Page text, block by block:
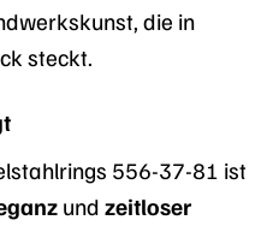
die in
steckt.
556-37-81 ist
und zeitloser